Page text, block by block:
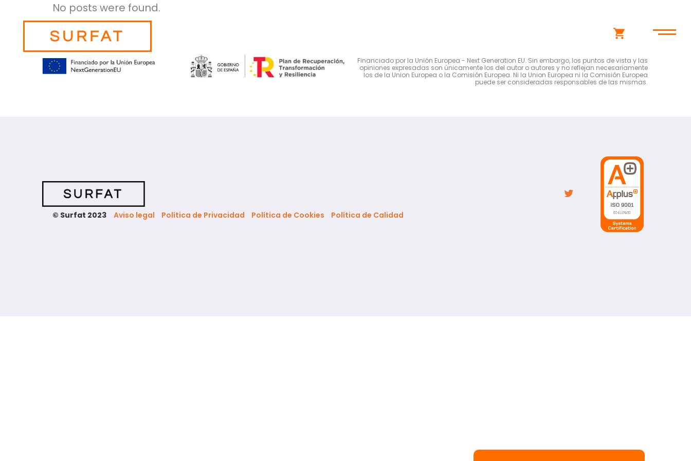
shopping_cart
No posts were found.
Financiado por la Unión Europea - Next Generation EU. Sin embargo, los puntos de vista y las
opiniones expresadas son únicamente los del autor o autores y no reflejan necesariamente
los de la Union Europea o la Comisión Europea. Ni la Union Europea ni la Comisión Europea
puede ser consideradas responsables de las mismas.
© Surfat 2023 Aviso legal Política de Privacidad Política de Cookies Política de Calidad